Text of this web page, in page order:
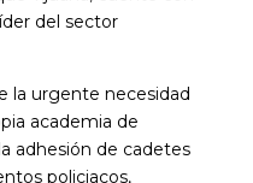
del sector
la urgente necesidad
academia de
adhesión de cadetes
policiacos,